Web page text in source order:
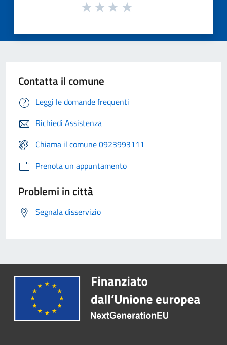
Contatta il comune
Leggi le domande frequenti
Richiedi Assistenza
Chiama il comune 0923993111
Prenota un appuntamento
Problemi in città
Segnala disservizio